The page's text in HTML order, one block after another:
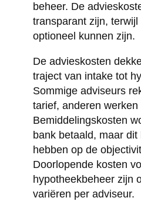
beheer. De
transparant zijn,
optioneel kunnen zijn.
De advieskosten
traject van intake tot
Sommige adviseurs
tarief, anderen
Bemiddelingskosten
bank betaald, maar dit
hebben op de
Doorlopende kosten
hypotheekbeheer zijn
variëren per adviseur.